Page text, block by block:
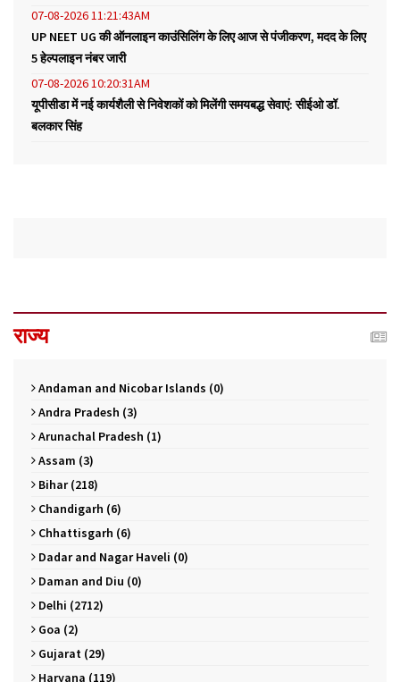
07-08-2026 11:21:43AM
UP NEET UG की ऑनलाइन काउंसिलिंग के लिए आज से पंजीकरण, मदद के लिए
5 हेल्पलाइन नंबर जारी
07-08-2026 10:20:31AM
यूपीसीडा में नई कार्यशैली से निवेशकों को मिलेंगी समयबद्ध सेवाएं: सीईओ डॉ.
बलकार सिंह
राज्य
Andaman and Nicobar Islands (0)
Andra Pradesh (3)
Arunachal Pradesh (1)
Assam (3)
Bihar (218)
Chandigarh (6)
Chhattisgarh (6)
Dadar and Nagar Haveli (0)
Daman and Diu (0)
Delhi (2712)
Goa (2)
Gujarat (29)
Haryana (119)